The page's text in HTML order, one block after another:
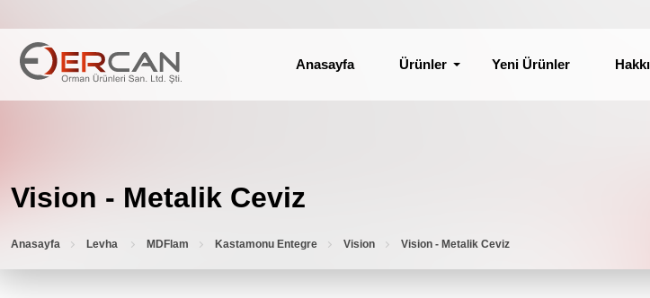
Anasayfa Ürünler Yeni Ürünler
Vision - Metalik Ceviz
Anasayfa Levha MDFlam Kastamonu Entegre Vision Vision - Metalik Ceviz